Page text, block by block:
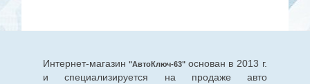
Интернет-магазин "АвтоКлюч-63" основан в 2013 г.
и специализируется на продаже авто